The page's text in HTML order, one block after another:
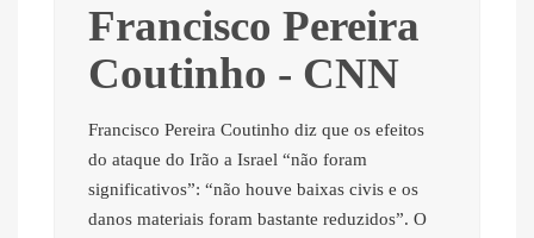
Francisco Pereira
Coutinho - CNN
Francisco Pereira Coutinho diz que os efeitos
do ataque do Irão a Israel “não foram
significativos”: “não houve baixas civis e os
danos materiais foram bastante reduzidos”. O